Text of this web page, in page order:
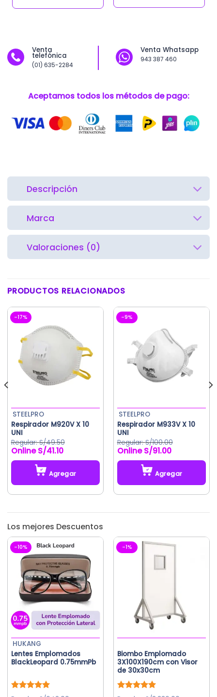
Venta
telefónica
(01) 635-2284
Venta Whatsapp
943 387 460
Aceptamos todos los métodos de pago:
Descripción
Marca
Valoraciones (0)
PRODUCTOS RELACIONADOS
-17%
Respirador M920V X 10
UNI
STEELPRO
S/49.50
El
precio
original
S/49.50.
S/41.10El
precio
es:
S/41.10.
Agregar
-9%
Respirador M933V X 10
UNI
STEELPRO
S/100.00
El
precio
original
S/100.00.
S/91.00El
precio
es:
S/91.00.
Agregar
Los mejores Descuentos
-10%
Lentes Emplomados
BlackLeopard 0.75mmPb
HUKANG
-1%
Biombo Emplomado
3X100X190cm con Visor
de 30x30cm